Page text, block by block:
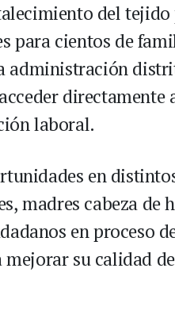
del
para cientos de
directamente
laboral.
en
madres cabeza de
en proceso
su calidad